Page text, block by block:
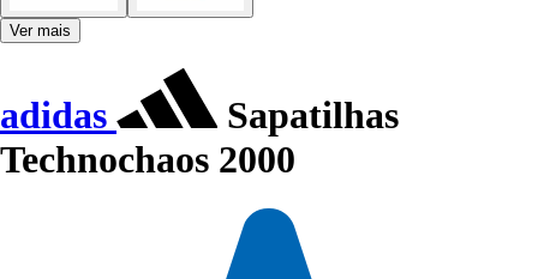
Ver mais
adidas
Sapatilhas
Technochaos 2000